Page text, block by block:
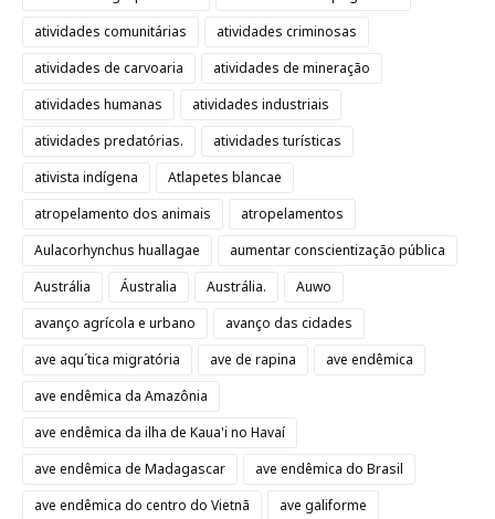
atividades comunitárias
atividades criminosas
atividades de carvoaria
atividades de mineração
atividades humanas
atividades industriais
atividades predatórias.
atividades turísticas
ativista indígena
Atlapetes blancae
atropelamento dos animais
atropelamentos
Aulacorhynchus huallagae
aumentar conscientização pública
Austrália
Áustralia Austrália.
Auwo
avanço agrícola e urbano
avanço das cidades
ave aqu´tica migratória
ave de rapina
ave endêmica
ave endêmica da Amazônia
ave endêmica da ilha de Kaua'i no Havaí
ave endêmica de Madagascar
ave endêmica do Brasil
ave endêmica do centro do Vietnã
ave galiforme